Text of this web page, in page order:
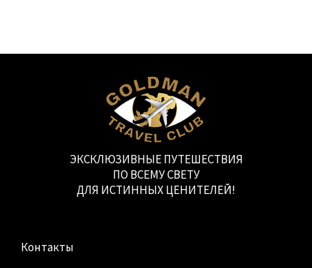
ЭКСКЛЮЗИВНЫЕ ПУТЕШЕСТВИЯ
ПО ВСЕМУ СВЕТУ
ДЛЯ ИСТИННЫХ ЦЕНИТЕЛЕЙ!
Контакты